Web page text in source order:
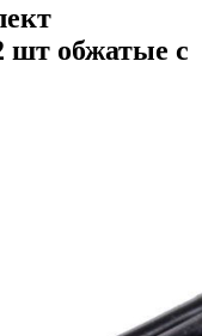
шт обжатые с